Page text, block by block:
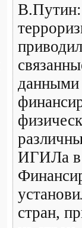
В.Путин:
данными
ИГИЛа в
стран,